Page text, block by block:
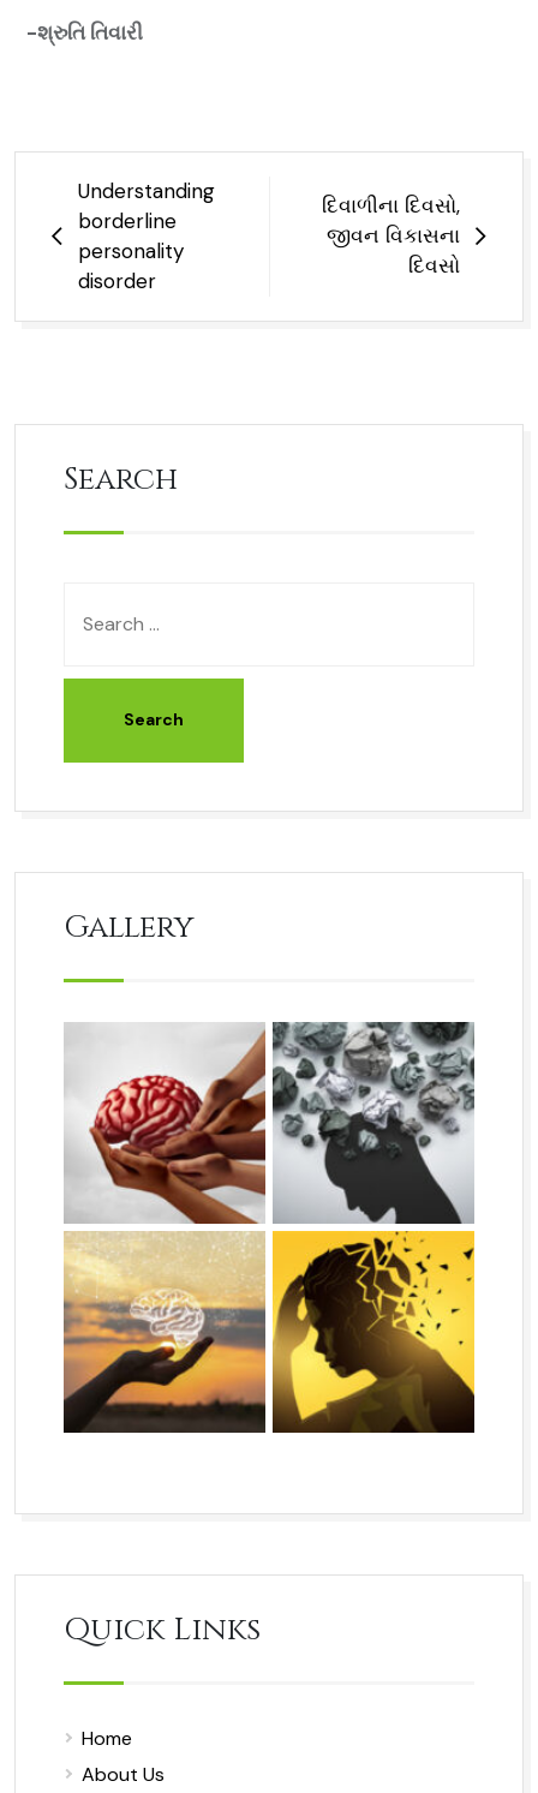
-શ્રુતિ તિવારી
Understanding
borderline
personality
disorder
દિવાળીના દિવસો,
જીવન વિકાસના
દિવસો
Search
Gallery
Quick Links
Home
About Us